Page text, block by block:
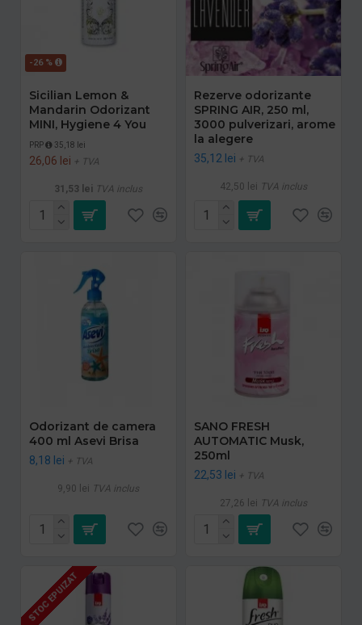
-26 %
Sicilian Lemon &
Mandarin Odorizant
MINI, Hygiene 4 You
PRP 35,18 lei
26,06 lei + TVA
31,53 lei TVA inclus
Rezerve odorizante
SPRING AIR, 250 ml,
3000 pulverizari, arome
la alegere
35,12 lei + TVA
42,50 lei TVA inclus
Odorizant de camera
400 ml Asevi Brisa
8,18 lei + TVA
9,90 lei TVA inclus
SANO FRESH
AUTOMATIC Musk,
250ml
22,53 lei + TVA
27,26 lei TVA inclus
STOC EPUIZAT